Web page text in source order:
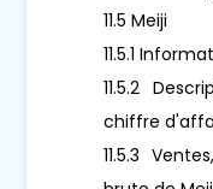
11.5 Meiji
11.5.1
11.5.2
chiffre
11.5.3